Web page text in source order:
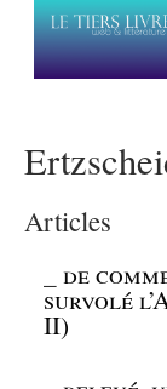
Articles
_de
survolé
II)